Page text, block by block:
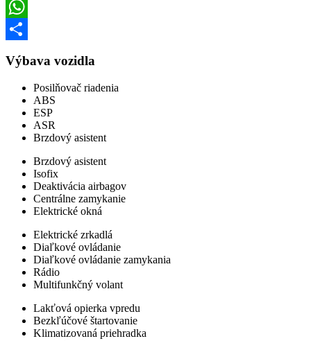
Email
WhatsApp
Výbava vozidla
Posilňovač riadenia
ABS
ESP
ASR
Brzdový asistent
Brzdový asistent
Isofix
Deaktivácia airbagov
Centrálne zamykanie
Elektrické okná
Elektrické zrkadlá
Diaľkové ovládanie
Diaľkové ovládanie zamykania
Rádio
Multifunkčný volant
Lakťová opierka vpredu
Bezkľúčové štartovanie
Klimatizovaná priehradka